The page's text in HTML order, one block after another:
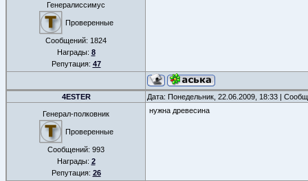
Генералиссимус
Проверенные
Сообщений: 1824
Награды: 8
Репутация: 47
4ESTER Дата: Понедельник, 22.06.2009, 18:33 |
Генерал-полковник
Проверенные
Сообщений: 993
Награды: 2
Репутация: 26
нужна древесина